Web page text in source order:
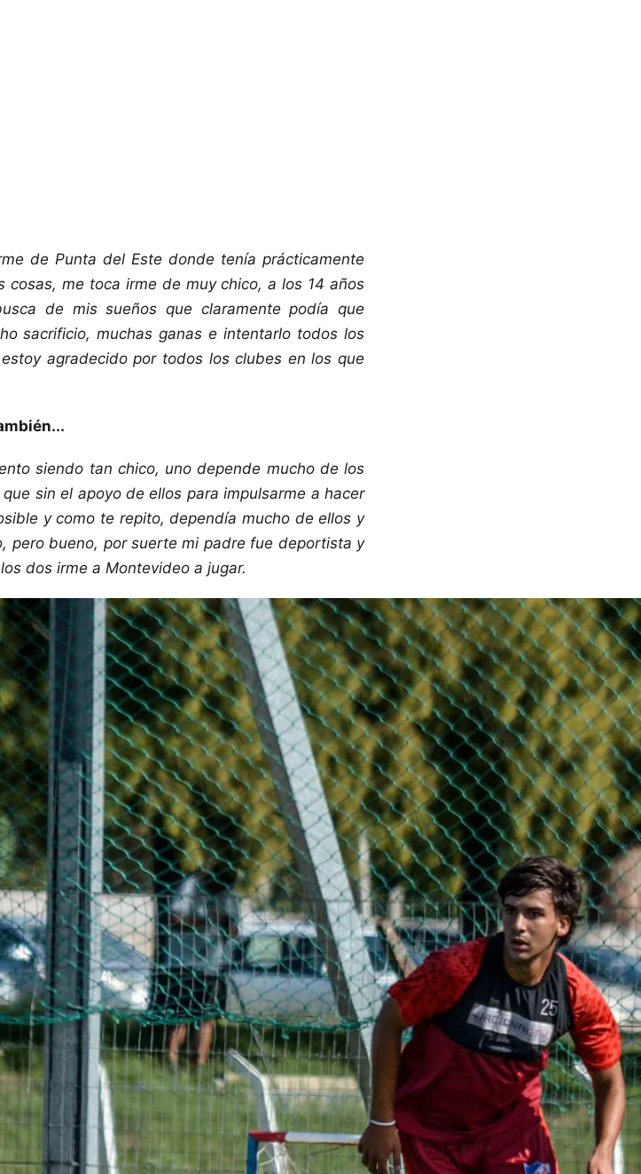
de Punta del Este donde tenía prácticamente
me toca irme de muy chico, a los 14 años
de mis sueños que claramente podía que
sacrificio, muchas ganas e intentarlo todos los
agradecido por todos los clubes en los que
siendo tan chico, uno depende mucho de los
sin el apoyo de ellos para impulsarme a hacer
y como te repito, dependía mucho de ellos y
pero bueno, por suerte mi padre fue deportista y
dos irme a Montevideo a jugar.